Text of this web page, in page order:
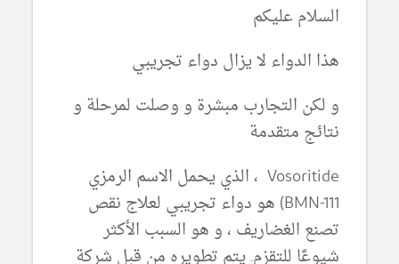
السلام عليكم
هذا الدواء لا يزال دواء تجريبي
و لكن التجارب مبشرة و وصلت لمرحلة و
نتائج متقدمة
Vosoritide ، الذي يحمل الاسم الرمزي
BMN-111) هو دواء تجريبي لعلاج نقص
تصنع الغضاريف ، و هو السبب الأكثر
شيوعًا للتقزم. يتم تطويره من قبل شركة